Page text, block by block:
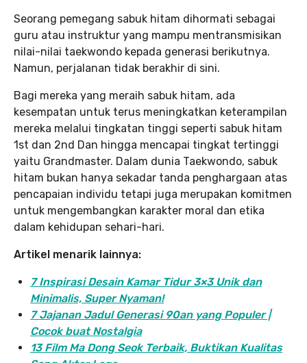
Seorang pemegang sabuk hitam dihormati sebagai
guru atau instruktur yang mampu mentransmisikan
nilai-nilai taekwondo kepada generasi berikutnya.
Namun, perjalanan tidak berakhir di sini.
Bagi mereka yang meraih sabuk hitam, ada
kesempatan untuk terus meningkatkan keterampilan
mereka melalui tingkatan tinggi seperti sabuk hitam
1st dan 2nd Dan hingga mencapai tingkat tertinggi
yaitu Grandmaster. Dalam dunia Taekwondo, sabuk
hitam bukan hanya sekadar tanda penghargaan atas
pencapaian individu tetapi juga merupakan komitmen
untuk mengembangkan karakter moral dan etika
dalam kehidupan sehari-hari.
Artikel menarik lainnya:
7 Inspirasi Desain Kamar Tidur 3×3 Unik dan
Minimalis, Super Nyaman!
7 Jajanan Jadul Generasi 90an yang Populer |
Cocok buat Nostalgia
13 Film Ma Dong Seok Terbaik, Buktikan Kualitas